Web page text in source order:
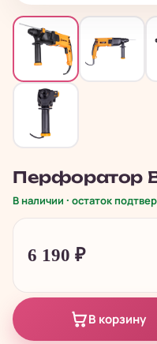
Перфоратор
В наличии · остаток
6 190 ₽
В корзину